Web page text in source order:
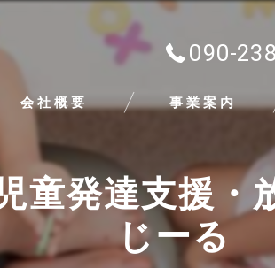
090-
会社概要
表挨拶
ジョン
める人物像
事業案内
童発達支援
じーる